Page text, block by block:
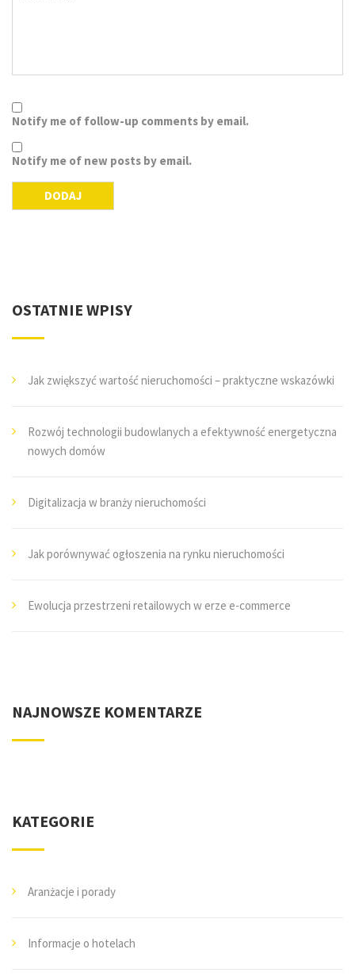
Notify me of follow-up comments by email.
Notify me of new posts by email.
OSTATNIE WPISY
Jak zwiększyć wartość nieruchomości – praktyczne wskazówki
Rozwój technologii budowlanych a efektywność energetyczna
nowych domów
Digitalizacja w branży nieruchomości
Jak porównywać ogłoszenia na rynku nieruchomości
Ewolucja przestrzeni retailowych w erze e-commerce
NAJNOWSZE KOMENTARZE
KATEGORIE
Aranżacje i porady
Informacje o hotelach